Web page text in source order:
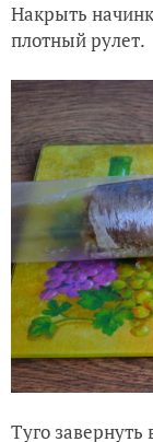
Накрыть
плотный рулет.
Туго